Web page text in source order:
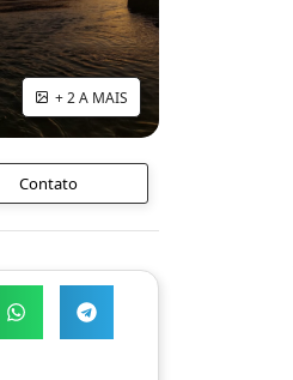
+ 2 A MAIS
Contato